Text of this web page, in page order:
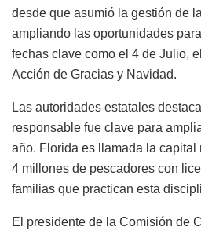
desde que asumió la gestión de
ampliando las oportunidades
fechas clave como el 4 de Julio,
Acción de Gracias y Navidad.
Las autoridades estatales
responsable fue clave para
año. Florida es llamada la capital
4 millones de pescadores con
familias que practican esta
El presidente de la Comisión de